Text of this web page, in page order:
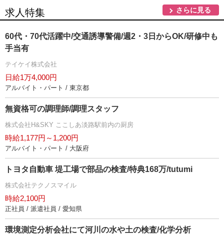
求人特集 さらに見る
60代・70代活躍中/交通誘導警備/週2・3日からOK/研修中も
手当有
テイケイ株式会社
日給1万4,000円
アルバイト・パート / 東京都
無資格可の調理師/調理スタッフ
株式会社H&SKY ここしあ淡路駅前内の厨房
時給1,177円～1,200円
アルバイト・パート / 大阪府
トヨタ自動車 堤工場で部品の検査/特典168万/tutumi
株式会社テクノスマイル
時給2,100円
正社員 / 派遣社員 / 愛知県
環境測定分析会社にて河川の水や土の検査/化学分析